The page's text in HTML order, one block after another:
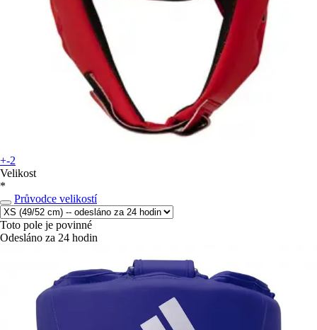
+-2
Velikost
*
Průvodce velikostí
Toto pole je povinné
Odesláno za 24 hodin